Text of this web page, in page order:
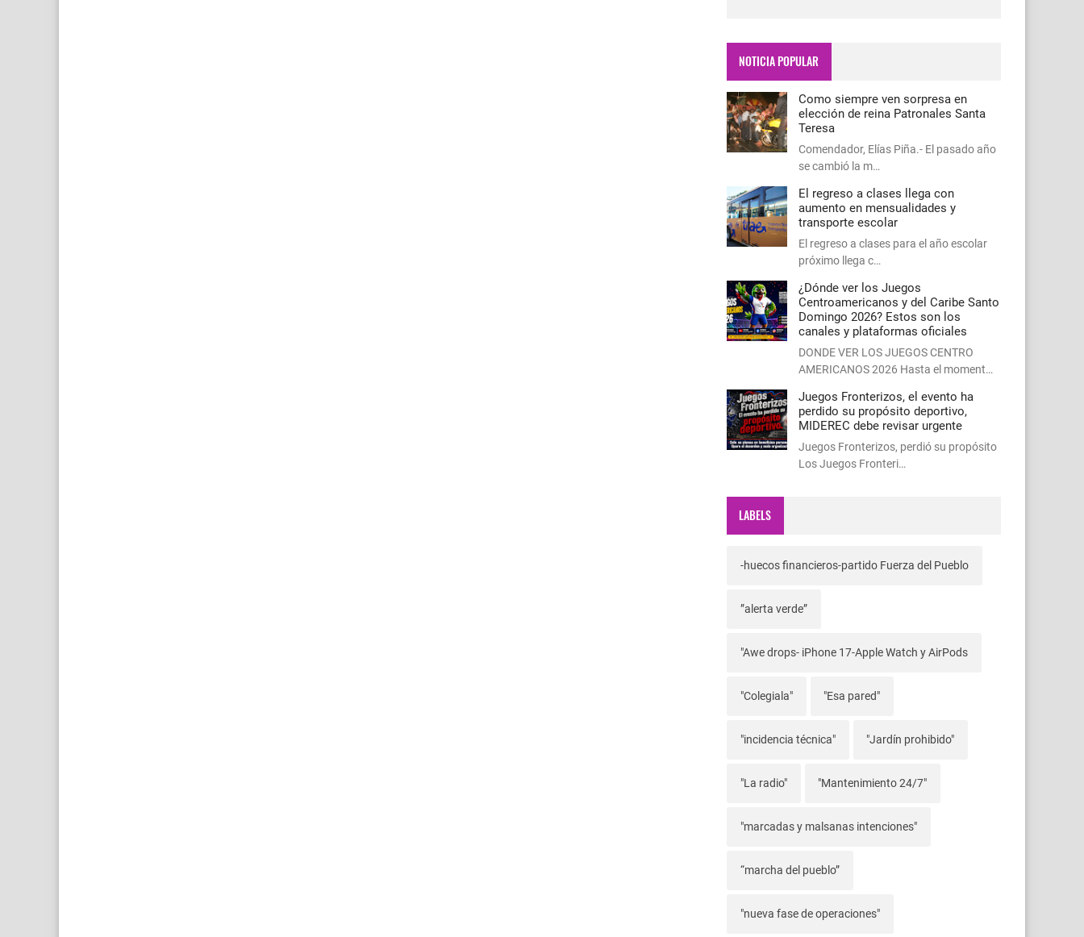
NOTICIA POPULAR
Como siempre ven sorpresa en
elección de reina Patronales Santa
Teresa
Comendador, Elías Piña.- El pasado año
se cambió la m…
El regreso a clases llega con
aumento en mensualidades y
transporte escolar
El regreso a clases para el año escolar
próximo llega c…
¿Dónde ver los Juegos
Centroamericanos y del Caribe Santo
Domingo 2026? Estos son los
canales y plataformas oficiales
DONDE VER LOS JUEGOS CENTRO
AMERICANOS 2026 Hasta el moment…
Juegos Fronterizos, el evento ha
perdido su propósito deportivo,
MIDEREC debe revisar urgente
Juegos Fronterizos, perdió su propósito
Los Juegos Fronteri…
LABELS
-huecos financieros-partido Fuerza del Pueblo
”alerta verde”
"Awe drops- iPhone 17-Apple Watch y AirPods
"Colegiala" "Esa pared"
"incidencia técnica" "Jardín prohibido"
"La radio" "Mantenimiento 24/7"
"marcadas y malsanas intenciones"
“marcha del pueblo”
"nueva fase de operaciones"